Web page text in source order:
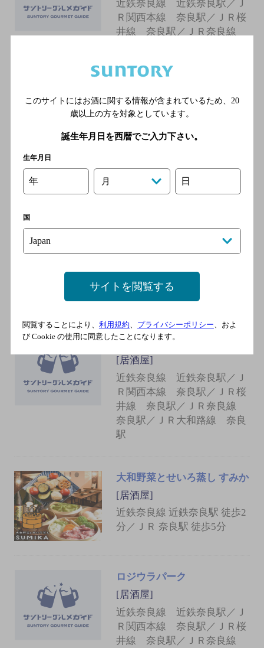
近鉄奈良線 近鉄奈良駅／Ｊ
Ｒ関西本線 奈良駅／ＪＲ桜
井線 奈良駅／ＪＲ奈良線
奈良ｉｓｍ
[居酒屋]
近鉄奈良線 近鉄奈良駅／Ｊ
井線 奈良駅／ＪＲ奈良線
奈良駅／ＪＲ大和路線 奈良
駅
かっちゃんの大衆酒場 the
近鉄奈良線 近鉄奈良駅 徒歩2
分
旨い肴と地酒野菜酒場とんぼ
[居酒屋]
近鉄奈良線 近鉄奈良駅／Ｊ
Ｒ関西本線 奈良駅／ＪＲ桜
井線 奈良駅／ＪＲ奈良線
奈良駅／ＪＲ大和路線 奈良
駅
大和野菜とせいろ蒸し すみか
[居酒屋]
近鉄奈良線 近鉄奈良駅 徒歩2
分／ＪＲ 奈良駅 徒歩5分
ロジウラパーク
[居酒屋]
近鉄奈良線 近鉄奈良駅／Ｊ
Ｒ関西本線 奈良駅／ＪＲ桜
井線 奈良駅／ＪＲ奈良線
このサイトにはお酒に関する情報が含まれているため、 20
歳以上の方を対象としています。
誕生年月日を西暦でご入力下さい。
生年月日
年 月 日
国
サイトを閲覧する
閲覧することにより、 利用規約、 プライバシーポリシー、およ
び Cookie の使用に同意したことになります。